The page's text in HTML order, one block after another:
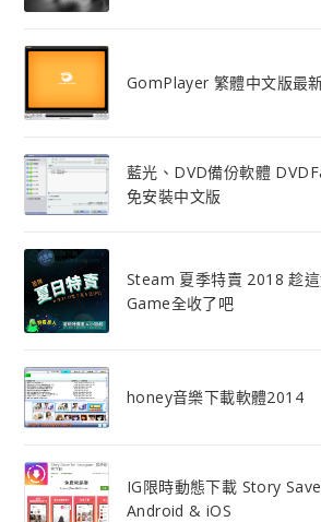
GomPlayer 繁體中文版最
藍光、DVD備份軟體
免安裝中文版
Steam 夏季特賣 2018 趁
Game全收了吧
honey音樂下載軟體2014
IG限時動態下載 Story
Android & iOS